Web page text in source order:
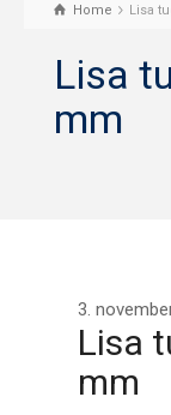
Home Lisa
Lisa
mm
3.
Lisa
mm